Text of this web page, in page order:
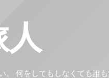
人
何をしてもしなくても誰